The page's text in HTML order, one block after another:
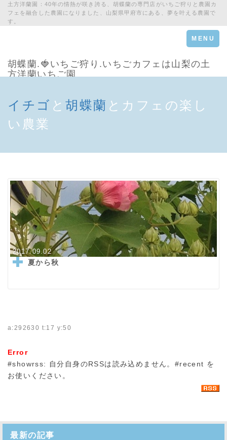
土方洋蘭園：40年の情熱が咲き誇る、胡蝶蘭の専門店がいちご狩りと農園カ
フェを融合した農園になりました、山梨県甲府市にある、夢を叶える農園で
す。
Toggle
navigation
MENU
胡蝶蘭.🍓いちご狩り.いちごカフェは山梨の土
方洋蘭いちご園
イチゴ と 胡蝶蘭 とカフェの楽し
い農業
2017.09.02
夏から秋
a:292630 t:17 y:50
Error
#showrss: 自分自身のRSSは読み込めません。#recent を
お使いください。
最新の記事